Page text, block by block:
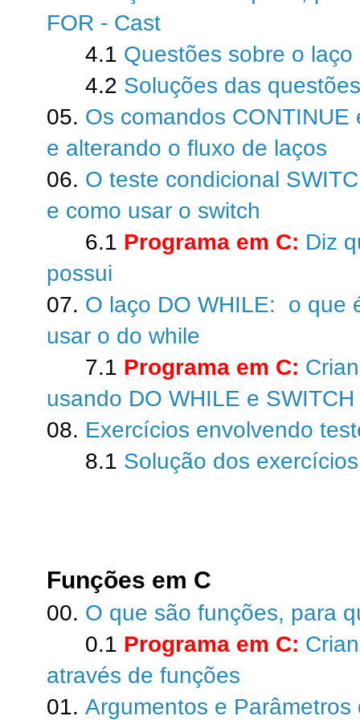
FOR - Cast
4.1 Questões sobre o laço
4.2 Soluções das
05. Os comandos
e alterando o fluxo de laços
06. O teste condicional
e como usar o switch
6.1 Programa em C: Diz
possui
07. O laço DO WHILE: o que
usar o do while
7.1 Programa em C:
usando DO WHILE e SWITCH
08. Exercícios envolvendo
8.1 Solução dos
Funções em C
00. O que são funções, para
0.1 Programa em C:
através de funções
01. Argumentos e